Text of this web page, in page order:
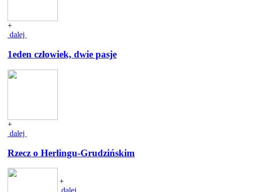
+
dalej
1eden człowiek, dwie pasje
+
dalej
Rzecz o Herlingu-Grudzińskim
+